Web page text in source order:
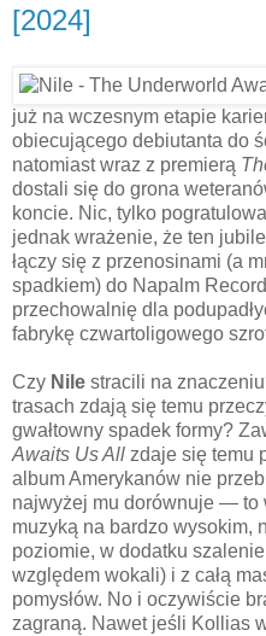
[2024]
już na wczesnym etapie
obiecującego debiutanta do
natomiast wraz z premierą
dostali się do grona
koncie. Nic, tylko
jednak wrażenie, że ten
łączy się z przenosinami (a
spadkiem) do Napalm
przechowalnię dla
fabrykę czwartoligowego
Czy Nile stracili na
trasach zdają się temu
gwałtowny spadek formy?
Awaits Us All zdaje się temu
album Amerykanów nie
najwyżej mu dorównuje — to
muzyką na bardzo wysokim,
poziomie, w dodatku
względem wokali) i z całą
pomysłów. No i oczywiście
zagraną. Nawet jeśli Kollias